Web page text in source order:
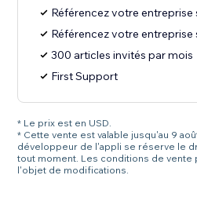
Référencez votre entreprise
Référencez votre entreprise
300 articles invités par mois
First Support
* Le prix est en USD.
* Cette vente est valable jusqu'au 9
développeur de l'appli se réserve le
tout moment. Les conditions de vente
l'objet de modifications.